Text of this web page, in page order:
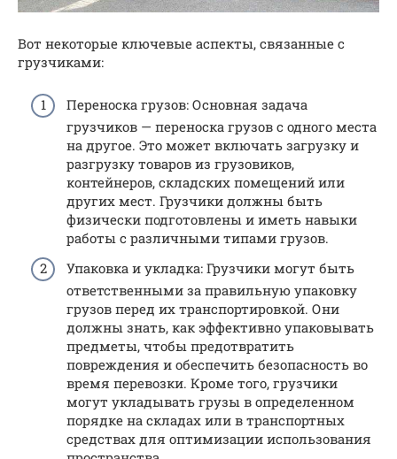
Вот некоторые ключевые аспекты, связанные с
грузчиками:
Переноска грузов: Основная задача
грузчиков — переноска грузов с одного места
на другое. Это может включать загрузку и
разгрузку товаров из грузовиков,
контейнеров, складских помещений или
других мест. Грузчики должны быть
физически подготовлены и иметь навыки
работы с различными типами грузов.
Упаковка и укладка: Грузчики могут быть
ответственными за правильную упаковку
грузов перед их транспортировкой. Они
должны знать, как эффективно упаковывать
предметы, чтобы предотвратить
повреждения и обеспечить безопасность во
время перевозки. Кроме того, грузчики
могут укладывать грузы в определенном
порядке на складах или в транспортных
средствах для оптимизации использования